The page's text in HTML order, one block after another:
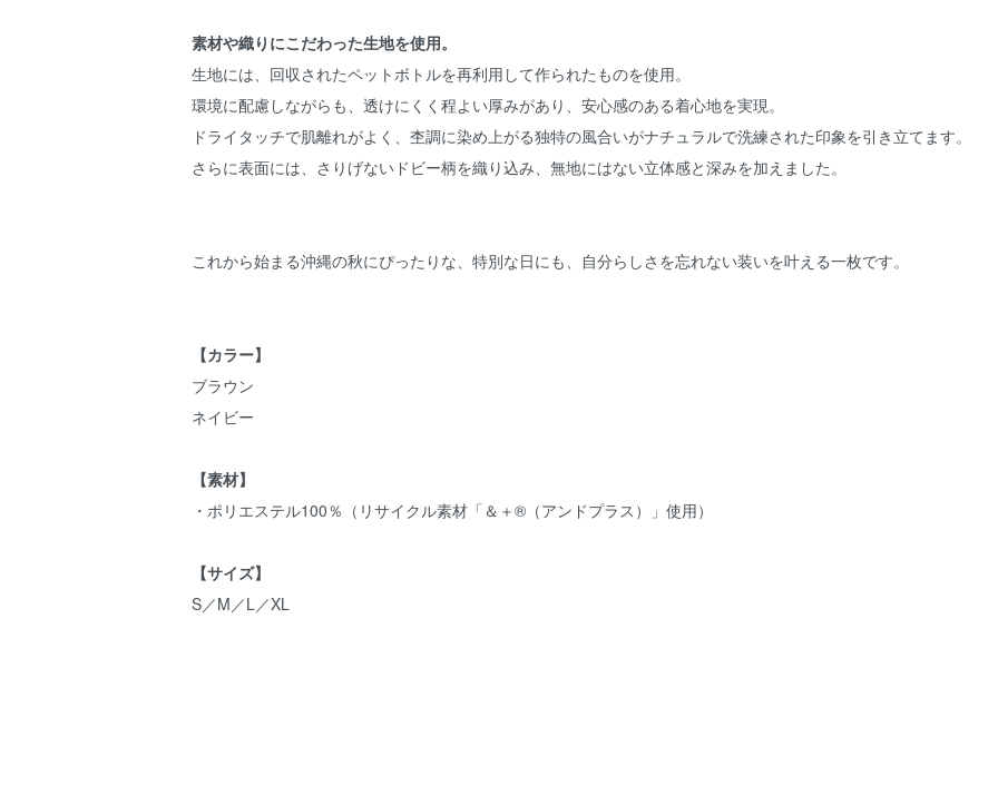
素材や織りにこだわった生地を使用。
生地には、回収されたペットボトルを再利用して作られたものを使用。
環境に配慮しながらも、透けにくく程よい厚みがあり、安心感のある着心地を実現。
ドライタッチで肌離れがよく、杢調に染め上がる独特の風合いがナチュラルで洗練された印象を引き立てます。
さらに表面には、さりげないドビー柄を織り込み、無地にはない立体感と深みを加えました。
これから始まる沖縄の秋にぴったりな、特別な日にも、自分らしさを忘れない装いを叶える一枚です。
【カラー】
ブラウン
ネイビー
【素材】
・ポリエステル100％（リサイクル素材「＆＋®（アンドプラス）」使用）
【サイズ】
S／M／L／XL